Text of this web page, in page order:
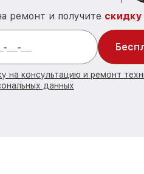
ремонт и получите скидку
на консультацию и ремонт
данных